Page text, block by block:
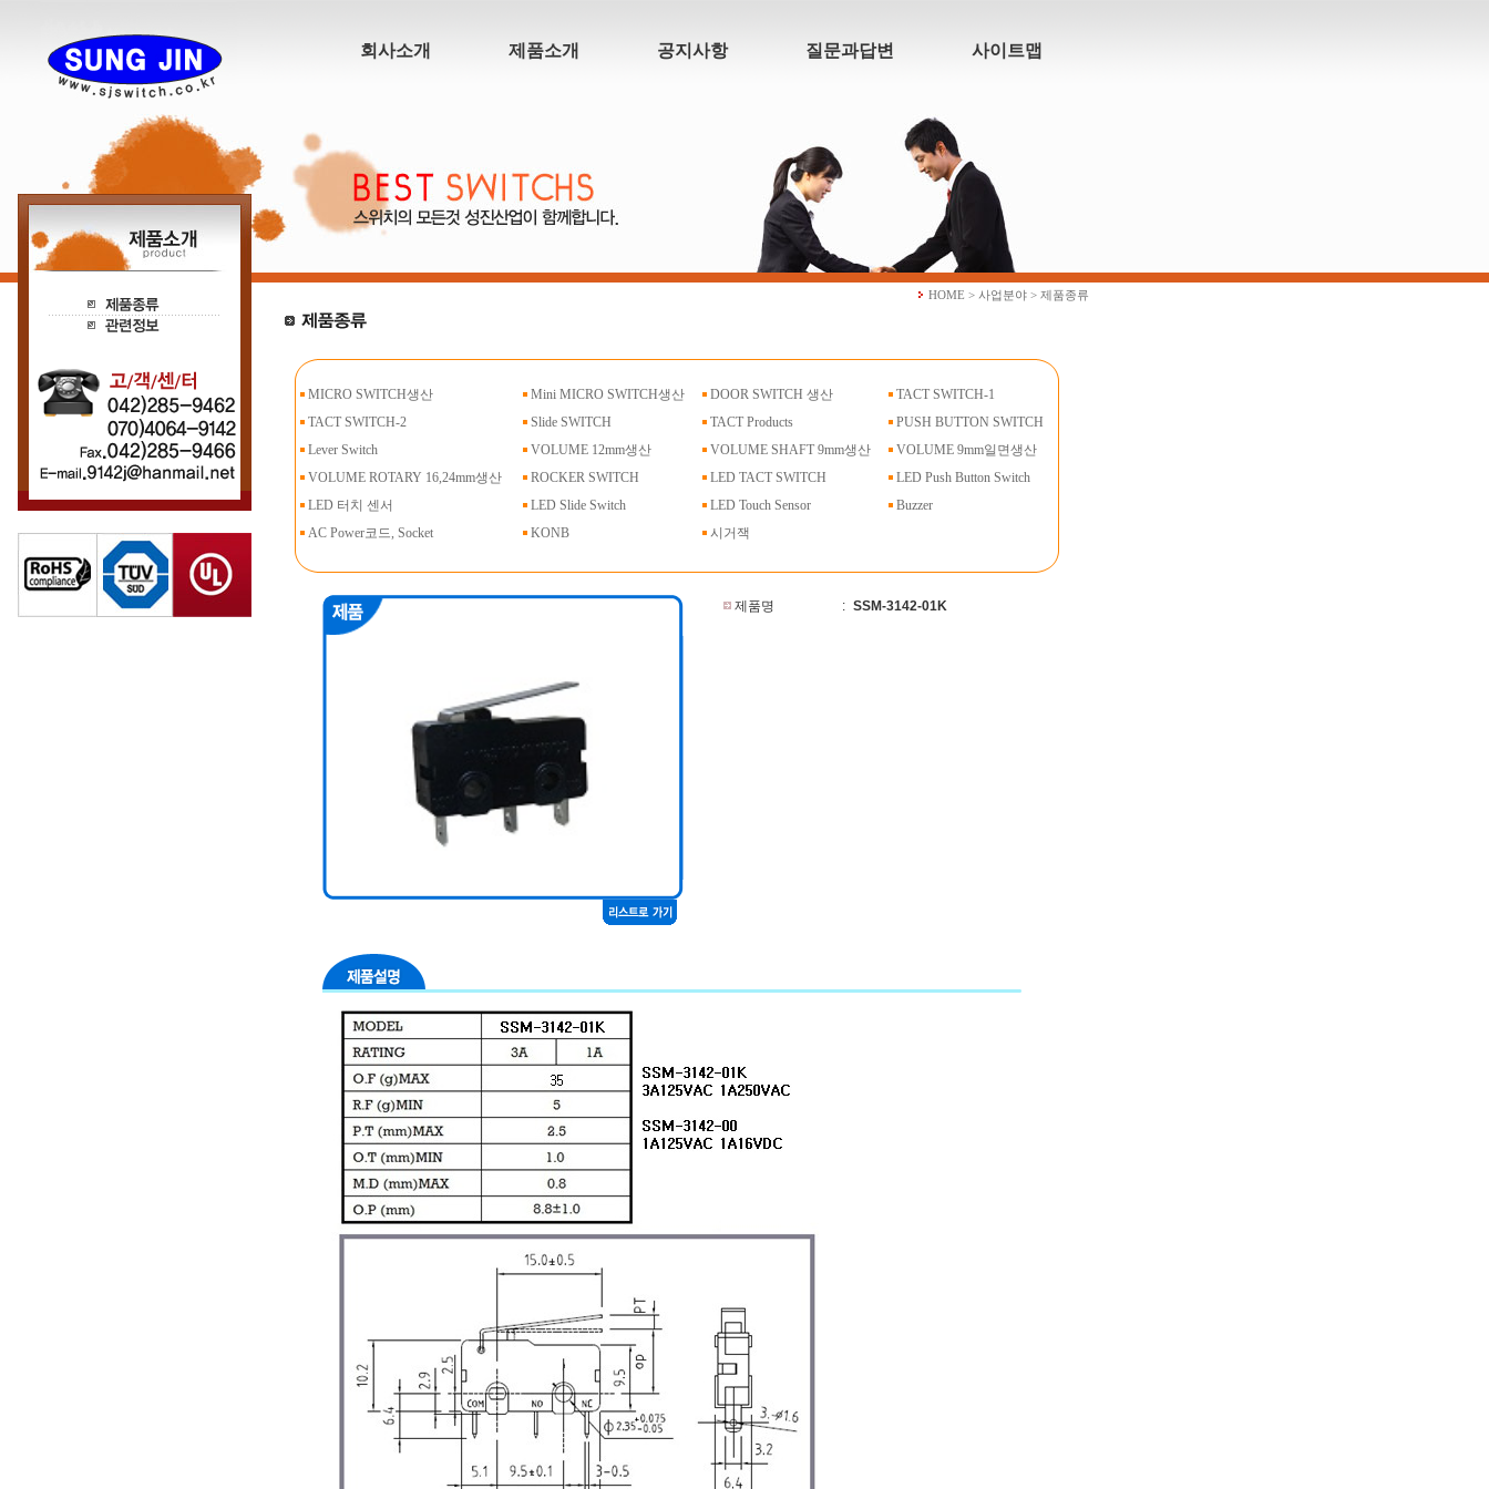
회사소개 제품소개 공지사항 질문과답변 사이트맵
HOME > 사업분야 > 제품종류
MICRO SWITCH생산 Mini MICRO SWITCH생산 DOOR SWITCH 생산
TACT SWITCH-1
TACT SWITCH-2
Slide SWITCH TACT Products
PUSH BUTTON SWITCH
Lever Switch
VOLUME 12mm생산 VOLUME SHAFT 9mm생산
VOLUME 9mm일면생산
VOLUME ROTARY 16,24mm생산
ROCKER SWITCH LED TACT SWITCH
LED Push Button Switch
LED 터치 센서
LED Slide Switch LED Touch Sensor
Buzzer
AC Power코드, Socket
KONB 시거잭
제품명 : SSM-3142-01K